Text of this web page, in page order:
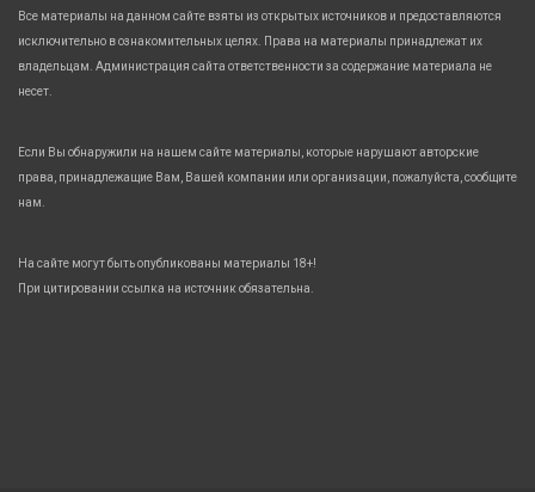
Все материалы на данном сайте взяты из открытых источников и предоставляются
исключительно в ознакомительных целях. Права на материалы принадлежат их
владельцам. Администрация сайта ответственности за содержание материала не
несет.
Если Вы обнаружили на нашем сайте материалы, которые нарушают авторские
права, принадлежащие Вам, Вашей компании или организации, пожалуйста, сообщите
нам.
На сайте могут быть опубликованы материалы 18+!
При цитировании ссылка на источник обязательна.